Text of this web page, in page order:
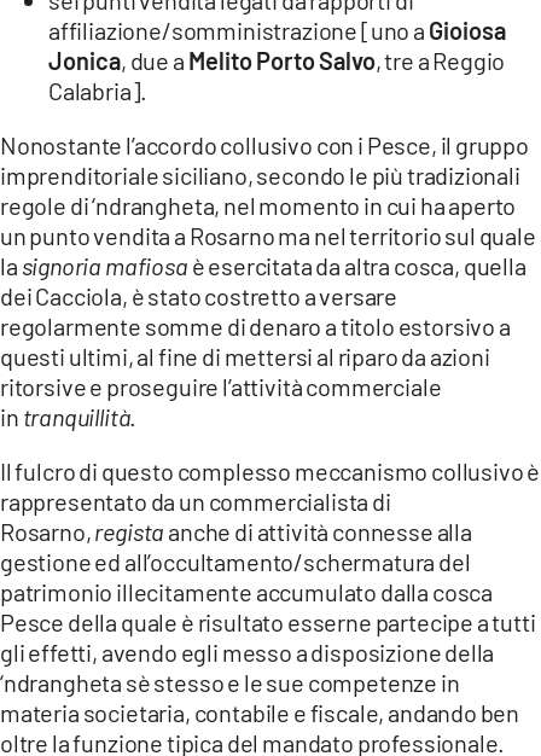
affiliazione/somministrazione [uno a Gioiosa
Jonica, due a Melito Porto Salvo, tre a Reggio
Calabria].
Nonostante l’accordo collusivo con i Pesce, il gruppo
imprenditoriale siciliano, secondo le più tradizionali
regole di ‘ndrangheta, nel momento in cui ha aperto
un punto vendita a Rosarno ma nel territorio sul quale
la signoria mafiosa è esercitata da altra cosca, quella
dei Cacciola, è stato costretto a versare
regolarmente somme di denaro a titolo estorsivo a
questi ultimi, al fine di mettersi al riparo da azioni
ritorsive e proseguire l’attività commerciale
in tranquillità.
Il fulcro di questo complesso meccanismo collusivo è
rappresentato da un commercialista di
Rosarno,regista anche di attività connesse alla
gestione ed all’occultamento/schermatura del
patrimonio illecitamente accumulato dalla cosca
Pesce della quale è risultato esserne partecipe a tutti
gli effetti, avendo egli messo a disposizione della
‘ndrangheta sè stesso e le sue competenze in
materia societaria, contabile e fiscale, andando ben
oltre la funzione tipica del mandato professionale.